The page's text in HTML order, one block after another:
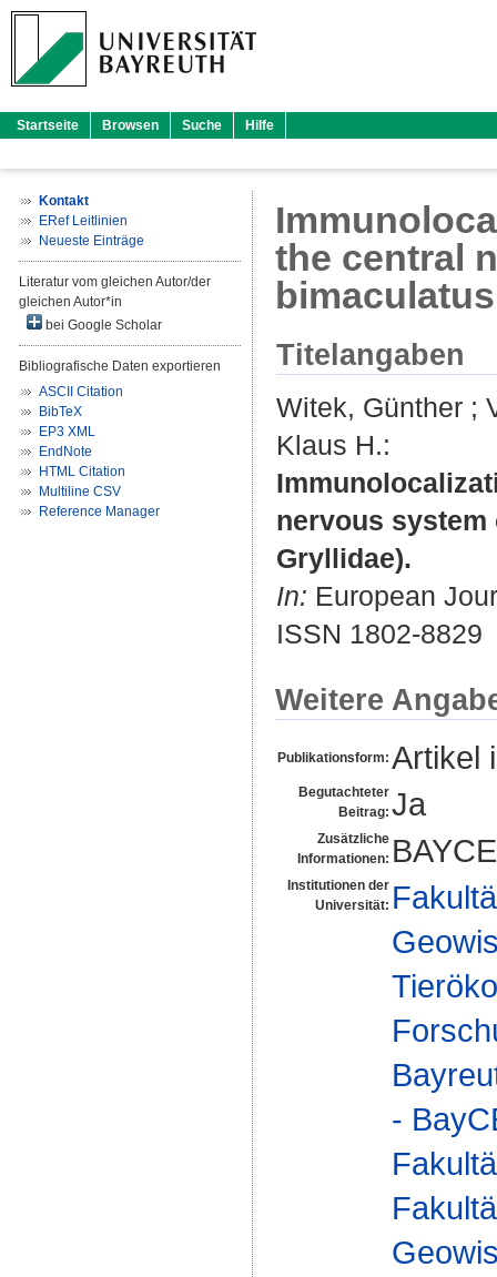
Startseite Browsen Suche Hilfe
Kontakt
ERef Leitlinien
Neueste Einträge
Literatur vom gleichen Autor/der
gleichen Autor*in
bei Google Scholar
Bibliografische Daten exportieren
ASCII Citation
BibTeX
EP3 XML
EndNote
HTML Citation
Multiline CSV
Reference Manager
the central
Titelangaben
Witek, Günther ;
Klaus H.:
nervous
Gryllidae).
In: European
ISSN 1802-8829
Weitere
Publikationsform: Artikel
Begutachteter
Beitrag: Ja
Zusätzliche
Informationen:
Institutionen der
Universität:
-